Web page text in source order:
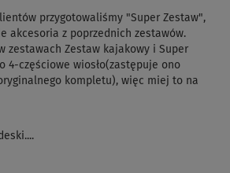
przygotowaliśmy "Super Zestaw",
akcesoria z poprzednich zestawów.
zestawach Zestaw kajakowy i Super
4-częściowe wiosło(zastępuje ono
kompletu), więc miej to na